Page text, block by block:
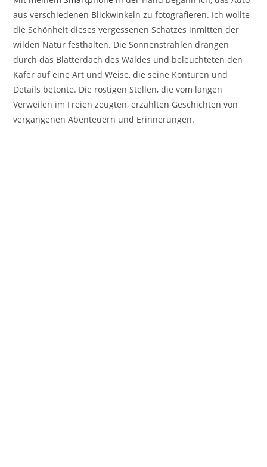
aus verschiedenen Blickwinkeln zu fotografieren. Ich wollte
die Schönheit dieses vergessenen Schatzes inmitten der
wilden Natur festhalten. Die Sonnenstrahlen drangen
durch das Blätterdach des Waldes und beleuchteten den
Käfer auf eine Art und Weise, die seine Konturen und
Details betonte. Die rostigen Stellen, die vom langen
Verweilen im Freien zeugten, erzählten Geschichten von
vergangenen Abenteuern und Erinnerungen.